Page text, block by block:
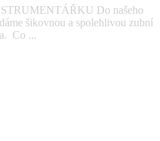
Do našeho
šikovnou a spolehlivou zubní
Co ...